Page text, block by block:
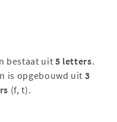
bestaat uit 5 letters.
is opgebouwd uit 3
(f, t).